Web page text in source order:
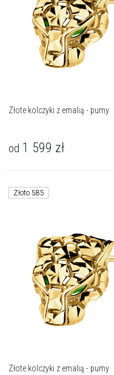
Złote kolczyki z emalią - pumy
od 1 599 zł
Złoto 585
Złote kolczyki z emalią - pumy